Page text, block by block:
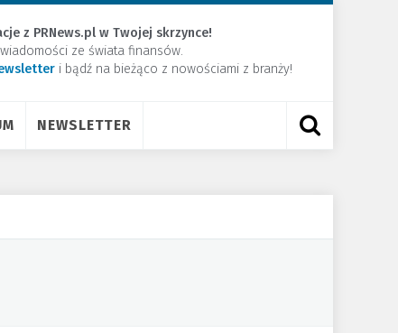
z PRNews.pl w Twojej skrzynce!
ze świata finansów.
​i bądź na bieżąco z nowościami z branży!
NEWSLETTER